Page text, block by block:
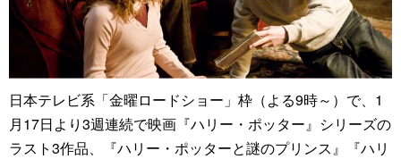
日本テレビ系「金曜ロードショー」枠（よる9時～）で、1
月17日より3週連続で映画『ハリー・ポッター』シリーズの
ラスト3作品、『ハリー・ポッターと謎のプリンス』『ハリ